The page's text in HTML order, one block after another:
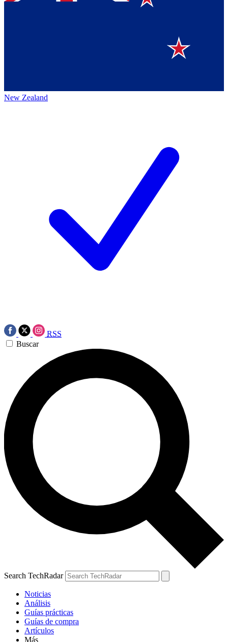
New Zealand
RSS
Buscar
Search TechRadar
Noticias
Análisis
Guías prácticas
Guías de compra
Artículos
Más